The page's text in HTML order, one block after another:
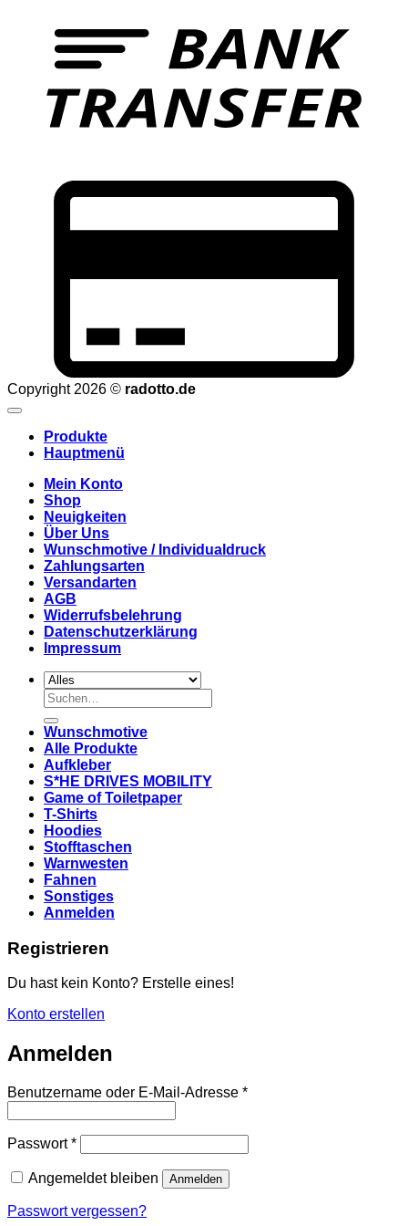
Copyright 2026 © radotto.de
Produkte
Hauptmenü
Mein Konto
Shop
Neuigkeiten
Über Uns
Wunschmotive / Individualdruck
Zahlungsarten
Versandarten
AGB
Widerrufsbelehrung
Datenschutzerklärung
Impressum
Suchen
nach:
Wunschmotive
Alle Produkte
Aufkleber
S*HE DRIVES MOBILITY
Game of Toiletpaper
T-Shirts
Hoodies
Stofftaschen
Warnwesten
Fahnen
Sonstiges
Anmelden
Registrieren
Du hast kein Konto? Erstelle eines!
Konto erstellen
Anmelden
Benutzername oder E-Mail-Adresse *Erforderlich
Passwort*Erforderlich
Angemeldet bleiben Anmelden
Passwort vergessen?